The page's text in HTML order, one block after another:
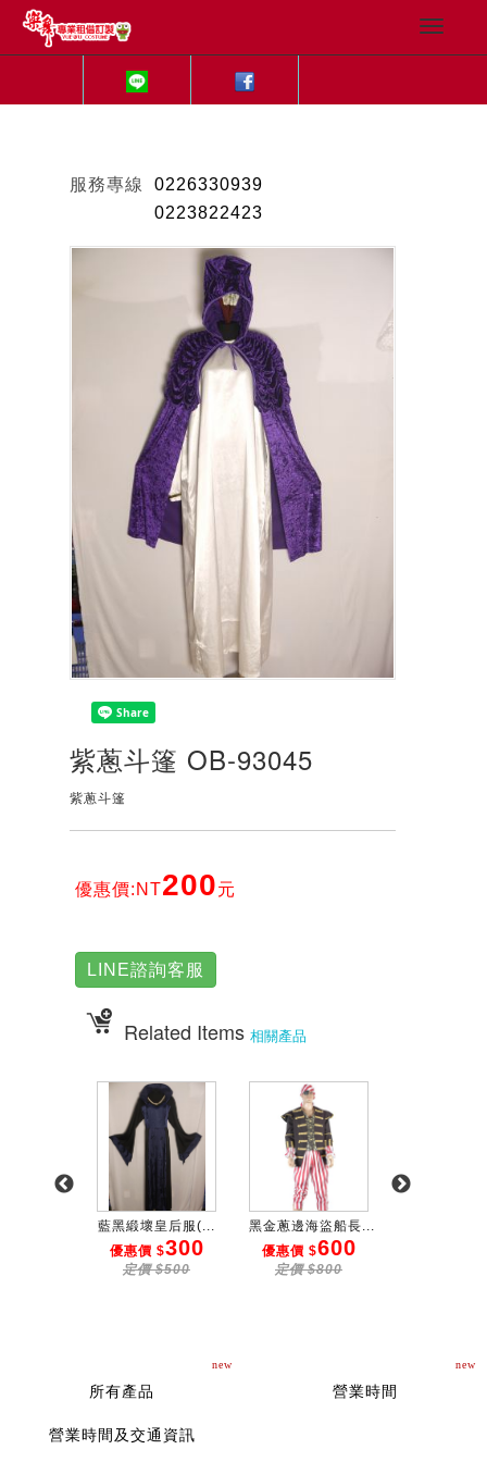
服務專線
0226330939
0223822423
紫蔥斗篷 OB-93045
紫蔥斗篷
優惠價:NT200元
LINE諮詢客服
Related Items 相關產品
藍黑緞壞皇后服(...
優惠價 $300
定價 $500
黑金蔥邊海盜船長...
優惠價 $600
定價 $800
new
所有產品
new
營業時間
營業時間及交通資訊